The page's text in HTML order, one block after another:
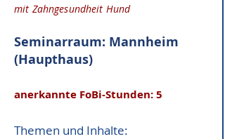
mit Zahngesundheit Hund
Seminarraum: Mannheim
(Haupthaus)
anerkannte FoBi-Stunden: 5
Themen und Inhalte: